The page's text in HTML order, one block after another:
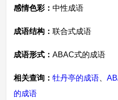
感情色彩： 中性成语
成语结构： 联合式成语
成语形式： ABAC式的成语
相关查询： 牡丹亭的成语
的成语